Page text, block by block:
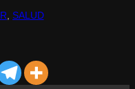
, SALUD